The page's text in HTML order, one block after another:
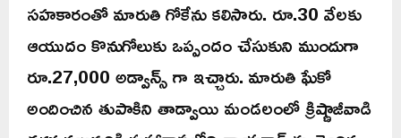
సహకారంతో మారుతి గోకేను కలిసారు. రూ.30 వేలకు
ఆయుదం కొనుగోలుకు ఒప్పందం చేసుకుని ముందుగా
రూ.27,000 అడ్వాన్స్ గా ఇచ్చారు. మారుతి ఘేకో
అందించిన తుపాకిని తాడ్వాయి మండలంలో క్రిష్ణాజీవాడి